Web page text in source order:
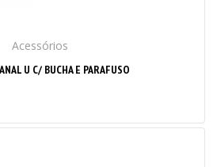
Acessórios
U C/ BUCHA E PARAFUSO